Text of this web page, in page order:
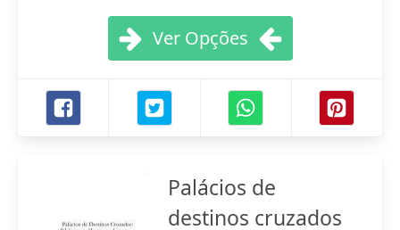
Ver Opções
Palácios de
destinos cruzados